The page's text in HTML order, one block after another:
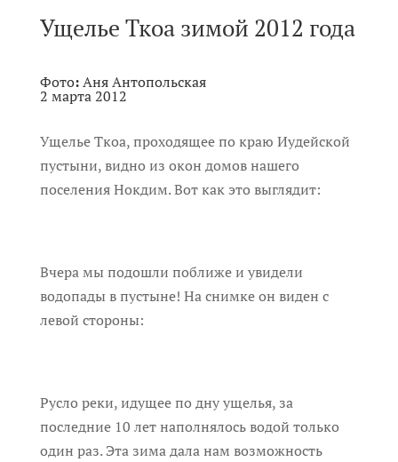
Ущелье Ткоа зимой 2012 года
Фото:Аня Антопольская
2 марта 2012
Ущелье Ткоа, проходящее по краю Иудейской
пустыни, видно из окон домов нашего
поселения Нокдим. Вот как это выглядит:
Вчера мы подошли поближе и увидели
водопады в пустыне! На снимке он виден с
левой стороны:
Русло реки, идущее по дну ущелья, за
последние 10 лет наполнялось водой только
один раз. Эта зима дала нам возможность